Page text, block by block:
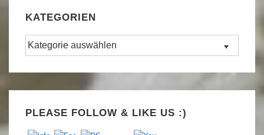
KATEGORIEN
Kategorien
PLEASE FOLLOW & LIKE US :)